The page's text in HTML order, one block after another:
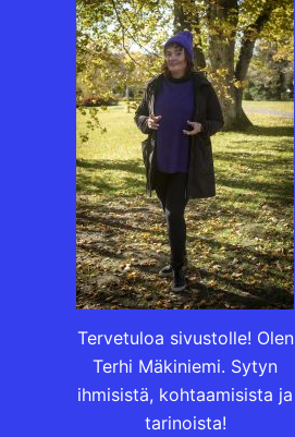
Tervetuloa sivustolle! Olen
Terhi Mäkiniemi. Sytyn
ihmisistä, kohtaamisista ja
tarinoista!